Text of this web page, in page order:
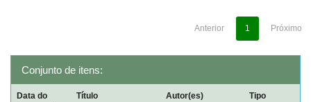
Anterior 1 Próximo
Conjunto de itens:
Data do
Título Autor(es) Tipo